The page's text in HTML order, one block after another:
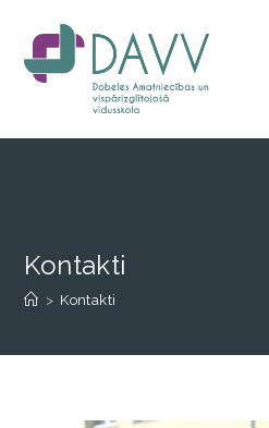
Kontakti
> Kontakti